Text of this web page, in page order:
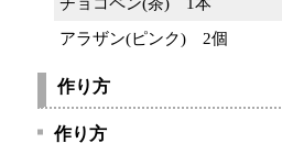
アラザン(ピンク)
2個
作り方
作り方